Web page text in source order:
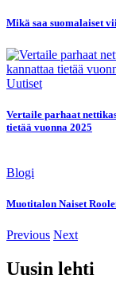
Mikä saa suomalaiset
Uutiset
Vertaile parhaat
tietää vuonna 2025
Blogi
Muotitalon Naiset
Previous Next
Uusin lehti